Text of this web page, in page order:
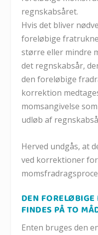
regnskabsåret.
Hvis det bliver
foreløbige
større eller mindre
det regnskabsår,
den foreløbige
korrektion
momsangivelse
udløb af
Herved undgås, at
ved korrektioner
DEN FORELØBIGE
FINDES PÅ TO
Enten bruges den